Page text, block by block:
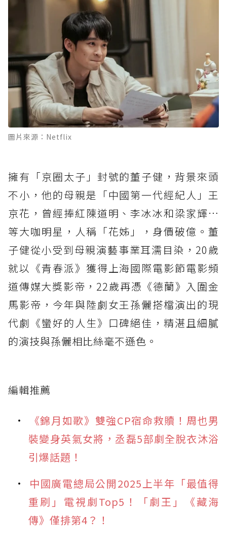
圖片來源：Netflix
擁有「京圈太子」封號的董子健，背景來頭
不小，他的母親是「中國第一代經紀人」王
京花，曾經捧紅陳道明、李冰冰和梁家輝…
等大咖明星，人稱「花姊」，身價破億。董
子健從小受到母親演藝事業耳濡目染，20歲
就以《青春派》獲得上海國際電影節電影頻
道傳媒大獎影帝，22歲再憑《德蘭》入圍金
馬影帝，今年與陸劇女王孫儷搭檔演出的現
代劇《蠻好的人生》口碑絕佳，精湛且細膩
的演技與孫儷相比絲毫不遜色。
編輯推薦
《錦月如歌》雙強CP宿命救贖！周也男
裝變身英氣女將，丞磊5部劇全脫衣沐浴
引爆話題！
中國廣電總局公開2025上半年「最值得
重刷」電視劇Top5！「劇王」《藏海
傳》僅排第4？！